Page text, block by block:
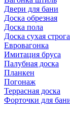
Двери для бани
Доска обрезная
Доска пола
Доска сухая
Евровагонка
Имитация бруса
Палубная доска
Планкен
Погонаж
Террасная доска
Форточки для